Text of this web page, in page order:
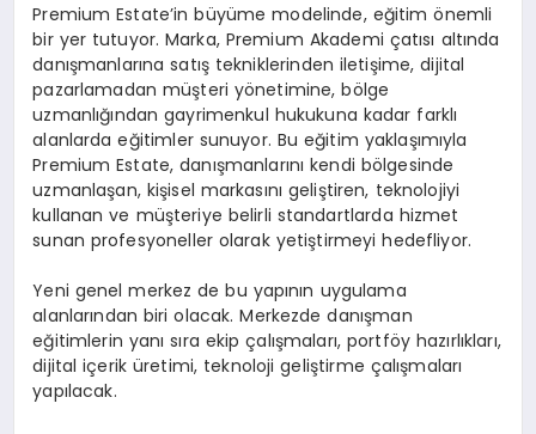
Premium Estate’in büyüme modelinde, eğitim önemli
bir yer tutuyor. Marka, Premium Akademi çatısı altında
danışmanlarına satış tekniklerinden iletişime, dijital
pazarlamadan müşteri yönetimine, bölge
uzmanlığından gayrimenkul hukukuna kadar farklı
alanlarda eğitimler sunuyor. Bu eğitim yaklaşımıyla
Premium Estate, danışmanlarını kendi bölgesinde
uzmanlaşan, kişisel markasını geliştiren, teknolojiyi
kullanan ve müşteriye belirli standartlarda hizmet
sunan profesyoneller olarak yetiştirmeyi hedefliyor.
Yeni genel merkez de bu yapının uygulama
alanlarından biri olacak. Merkezde danışman
eğitimlerin yanı sıra ekip çalışmaları, portföy hazırlıkları,
dijital içerik üretimi, teknoloji geliştirme çalışmaları
yapılacak.